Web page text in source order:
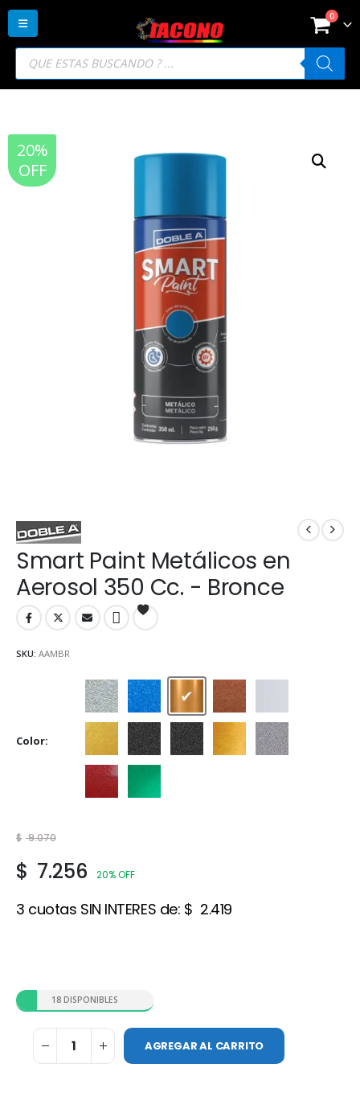
Búsqueda
productos
0
20%
OFF
Smart Paint Metálicos en
Aerosol 350 Cc. - Bronce
SKU: AAMBR
Color
Aluminio Azul met.Bronce Cobre
Dorado Grafito Negro met. Plata
$ 9.070
$ 7.256 20% OFF
3 cuotas SIN INTERES de: $ 2.419
18 DISPONIBLES
AGREGAR AL CARRITO